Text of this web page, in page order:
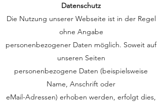
Datenschutz
Die Nutzung unserer Webseite ist in der Regel
ohne Angabe
personenbezogener Daten möglich. Soweit auf
unseren Seiten
personenbezogene Daten (beispielsweise
Name, Anschrift oder
eMail-Adressen) erhoben werden, erfolgt dies,